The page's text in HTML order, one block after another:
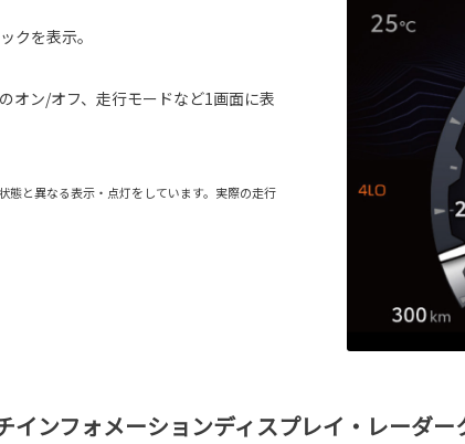
クを表示。
オン/オフ、走行モードなど1画面に表
と異なる表示・点灯をしています。実際の走行
インフォメーションディスプレイ・レーダ